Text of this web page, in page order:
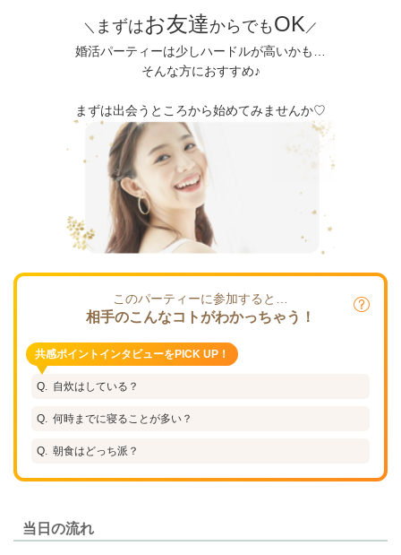
＼ まずはお友達からでも OK ／
婚活パーティーは少しハードルが高いかも…
そんな方におすすめ♪
まずは出会うところから始めてみませんか♡
このパーティーに参加すると…
相手のこんなコトがわかっちゃう！
共感ポイントインタビューをPICK UP！
自炊はしている？
何時までに寝ることが多い？
朝食はどっち派？
当日の流れ